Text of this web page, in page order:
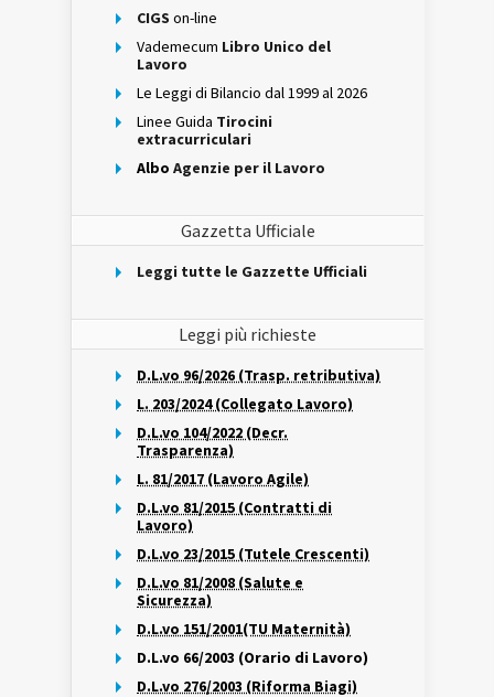
CIGS on-line
Vademecum Libro Unico del
Lavoro
Le Leggi di Bilancio dal 1999 al 2026
Linee Guida Tirocini
extracurriculari
Albo Agenzie per il Lavoro
Gazzetta Ufficiale
Leggi tutte le Gazzette Ufficiali
Leggi più richieste
D.L.vo 96/2026 (Trasp. retributiva)
L. 203/2024 (Collegato Lavoro)
D.L.vo 104/2022 (Decr.
Trasparenza)
L. 81/2017 (Lavoro Agile)
D.L.vo 81/2015 (Contratti di
Lavoro)
D.L.vo 23/2015 (Tutele Crescenti)
D.L.vo 81/2008 (Salute e
Sicurezza)
D.L.vo 151/2001(TU Maternità)
D.L.vo 66/2003 (Orario di Lavoro)
D.L.vo 276/2003 (Riforma Biagi)